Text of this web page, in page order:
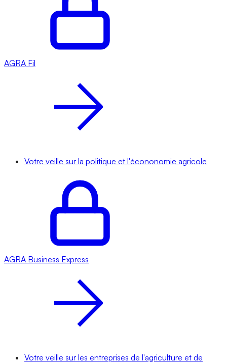
AGRA Fil
Votre veille sur la politique et l'écononomie agricole
AGRA Business Express
Votre veille sur les entreprises de l'agriculture et de